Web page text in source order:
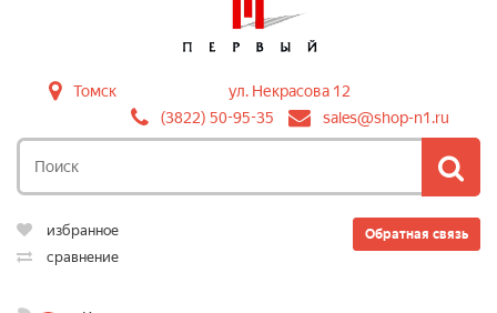
Томск
ул. Некрасова 12
(3822) 50-95-35
sales@shop-n1.ru
Обратная связь
избранное
сравнение